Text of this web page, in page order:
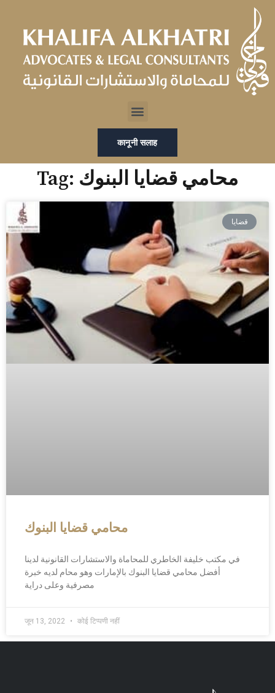
content
Menu
कानूनी सलाह
Tag: محامي قضايا البنوك
قضايا
محامي قضايا البنوك
في مكتب خليفة الخاطري للمحاماة والاستشارات القانونية لدينا
أفضل محامي قضايا البنوك بالإمارات وهو محام لديه خبرة
مصرفية وعلى دراية
जून 13, 2022 कोई टिप्पणी नहीं